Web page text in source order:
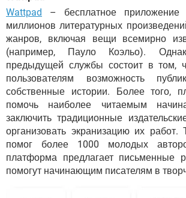
Wattpad – бесплатное приложение
миллионов литературных
жанров, включая вещи всемирно
(например, Пауло Коэльо).
предыдущей службы состоит в том,
пользователям возможность
собственные истории. Более того,
помочь наиболее читаемым
заключить традиционные
организовать экранизацию их работ.
помог более 1000 молодых
платформа предлагает письменные
помогут начинающим писателям в